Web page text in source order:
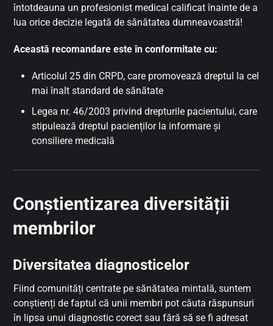
întotdeauna un profesionist medical calificat înainte de a
lua orice decizie legată de sănătatea dumneavoastră!
Această recomandare este în conformitate cu:
Articolul 25 din CRPD, care promovează dreptul la cel
mai înalt standard de sănătate
Legea nr. 46/2003 privind drepturile pacientului, care
stipulează dreptul pacienților la informare și
consiliere medicală
Conștientizarea diversității
membrilor
Diversitatea diagnosticelor
Fiind comunități centrate pe sănătatea mintală, suntem
conștienți de faptul că unii membri pot căuta răspunsuri
în lipsa unui diagnostic corect sau fără să se fi adresat